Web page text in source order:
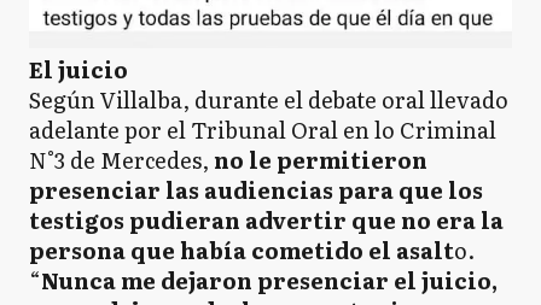
El juicio
Según Villalba, durante el debate oral llevado
adelante por el Tribunal Oral en lo Criminal
N°3 de Mercedes, no le permitieron
presenciar las audiencias para que los
testigos pudieran advertir que no era la
persona que había cometido el asalto.
“Nunca me dejaron presenciar el juicio,